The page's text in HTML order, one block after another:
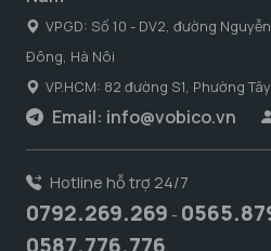
VPGD: Số 10 - DV2, đường
Đông, Hà Nôi
VP.HCM: 82 đường S1, Phường
Email: info@vobico.vn
Hotline hỗ trợ 24/7
0792.269.269 -